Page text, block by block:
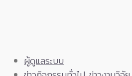
ผู้ดูแลระบบ